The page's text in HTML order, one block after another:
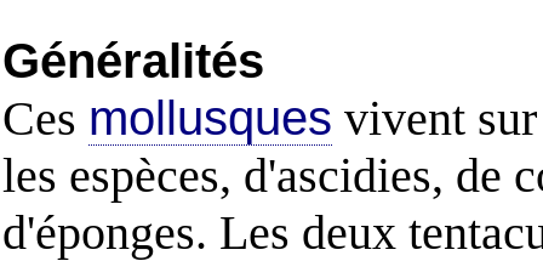
Généralités
Ces mollusques vivent
les espèces, d'ascidies, de
d'éponges. Les deux